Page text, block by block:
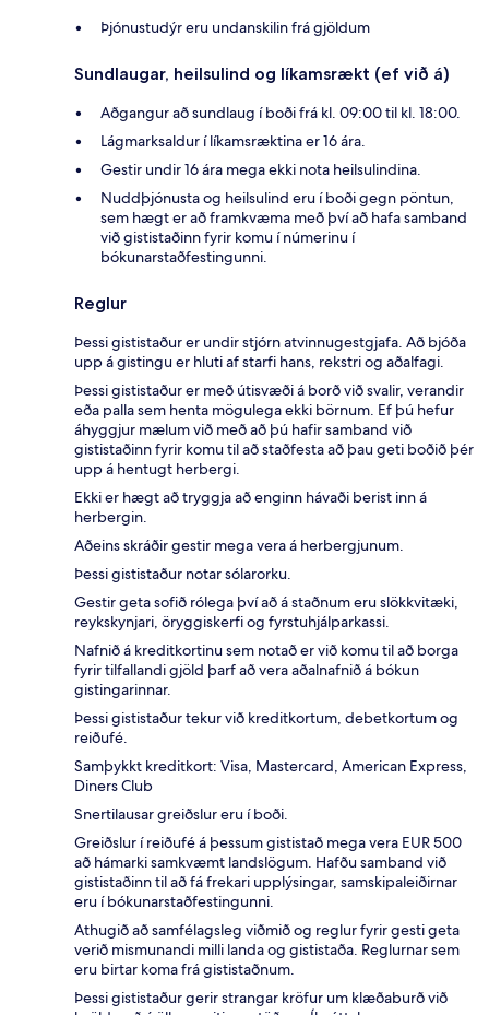
Þjónustudýr eru undanskilin frá gjöldum
Sundlaugar, heilsulind og líkamsrækt (ef við á)
Aðgangur að sundlaug í boði frá kl. 09:00 til kl. 18:00.
Lágmarksaldur í líkamsræktina er 16 ára.
Gestir undir 16 ára mega ekki nota heilsulindina.
Nuddþjónusta og heilsulind eru í boði gegn pöntun,
sem hægt er að framkvæma með því að hafa samband
við gististaðinn fyrir komu í númerinu í
bókunarstaðfestingunni.
Reglur
Þessi gististaður er undir stjórn atvinnugestgjafa. Að bjóða
upp á gistingu er hluti af starfi hans, rekstri og aðalfagi.
Þessi gististaður er með útisvæði á borð við svalir, verandir
eða palla sem henta mögulega ekki börnum. Ef þú hefur
áhyggjur mælum við með að þú hafir samband við
gististaðinn fyrir komu til að staðfesta að þau geti boðið þér
upp á hentugt herbergi.
Ekki er hægt að tryggja að enginn hávaði berist inn á
herbergin.
Aðeins skráðir gestir mega vera á herbergjunum.
Þessi gististaður notar sólarorku.
Gestir geta sofið rólega því að á staðnum eru slökkvitæki,
reykskynjari, öryggiskerfi og fyrstuhjálparkassi.
Nafnið á kreditkortinu sem notað er við komu til að borga
fyrir tilfallandi gjöld þarf að vera aðalnafnið á bókun
gistingarinnar.
Þessi gististaður tekur við kreditkortum, debetkortum og
reiðufé.
Samþykkt kreditkort: Visa, Mastercard, American Express,
Diners Club
Snertilausar greiðslur eru í boði.
Greiðslur í reiðufé á þessum gististað mega vera EUR 500
að hámarki samkvæmt landslögum. Hafðu samband við
gististaðinn til að fá frekari upplýsingar, samskipaleiðirnar
eru í bókunarstaðfestingunni.
Athugið að samfélagsleg viðmið og reglur fyrir gesti geta
verið mismunandi milli landa og gististaða. Reglurnar sem
eru birtar koma frá gististaðnum.
Þessi gististaður gerir strangar kröfur um klæðaburð við